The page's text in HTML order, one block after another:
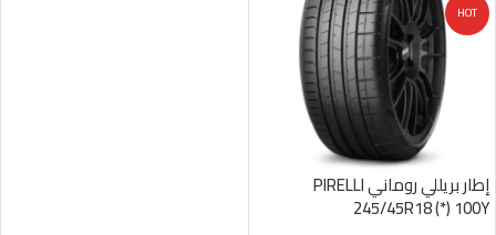
HOT
إطار بريللي روماني PIRELLI
245/45R18 (*) 100Y